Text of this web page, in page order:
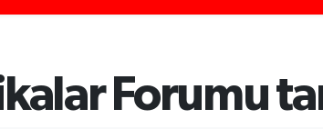
Forumu